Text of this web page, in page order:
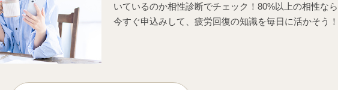
いているのか相性診断でチェック！80%以上の相性なら
今すぐ申込みして、疲労回復の知識を毎日に活かそう！